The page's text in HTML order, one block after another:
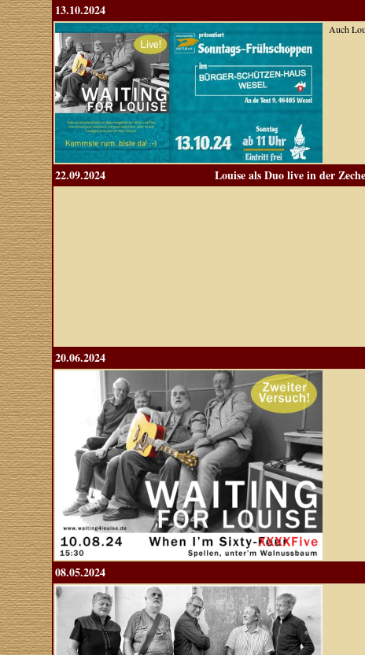
13.10.2024
Auch
22.09.2024 Louise als Duo live in der
20.06.2024
08.05.2024